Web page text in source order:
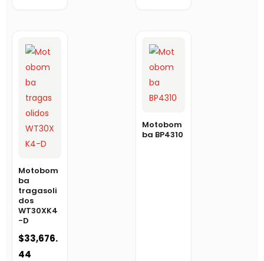
Motobom
ba
tragasoli
dos
WT30XK4
-D
$33,676.
44
Motobom
ba BP4310